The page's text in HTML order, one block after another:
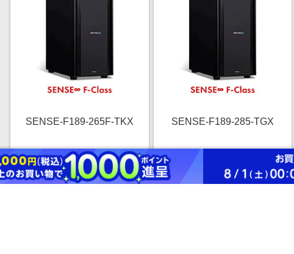
SENSE-F189-265F-TKX
￥439,800
2.5%
SENSE-F189-285-TGX
2.5%